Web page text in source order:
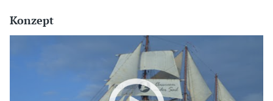
Konzept